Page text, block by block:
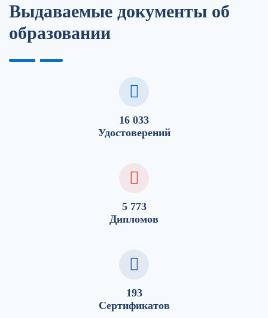
Выдаваемые документы об
образовании
16 033
Удостоверений
5 773
Дипломов
193
Сертификатов